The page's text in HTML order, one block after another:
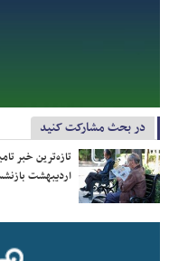
در بحث مشارکت کنید
تازه‌ترین خبر
اردیبهشت